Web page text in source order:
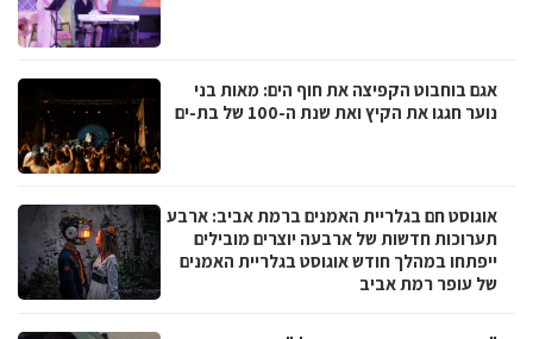
אגם בוחבוט הקפיצה את חוף הים: מאות בני
נוער חגגו את הקיץ ואת שנת ה-100 של בת-ים
אוגוסט חם בגלריית האמנים ברמת אביב: ארבע
תערוכות חדשות של ארבעה יוצרים מובילים
ייפתחו במהלך חודש אוגוסט בגלריית האמנים
של עופר רמת אביב